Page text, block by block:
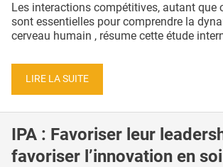
Les interactions compétitives, autant que
sont essentielles pour comprendre la
cerveau humain , résume cette étude
LIRE LA SUITE
IPA : Favoriser leur
favoriser l’innovation en